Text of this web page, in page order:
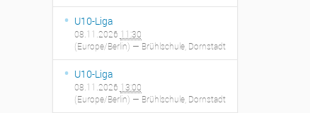
U10-Liga
08.11.2026 11:30
(Europe/Berlin) — Brühlschule, Dornstadt
U10-Liga
08.11.2026 13:00
(Europe/Berlin) — Brühlschule, Dornstadt